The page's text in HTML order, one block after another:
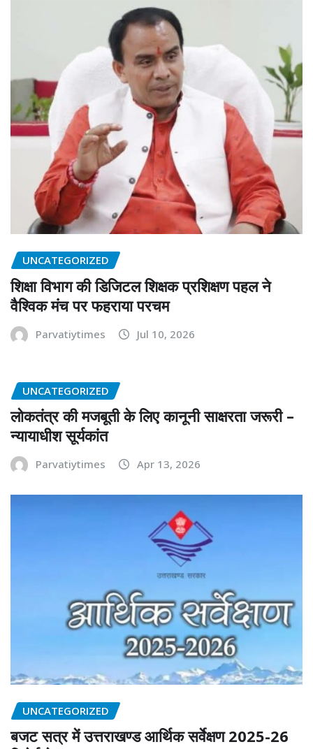
UNCATEGORIZED
शिक्षा विभाग की डिजिटल शिक्षक प्रशिक्षण पहल ने
वैश्विक मंच पर फहराया परचम
Parvatiytimes Jul 10, 2026
UNCATEGORIZED
लोकतंत्र की मजबूती के लिए कानूनी साक्षरता जरूरी –
न्यायाधीश सूर्यकांत
Parvatiytimes Apr 13, 2026
UNCATEGORIZED
बजट सत्र में उत्तराखण्ड आर्थिक सर्वेक्षण 2025-26